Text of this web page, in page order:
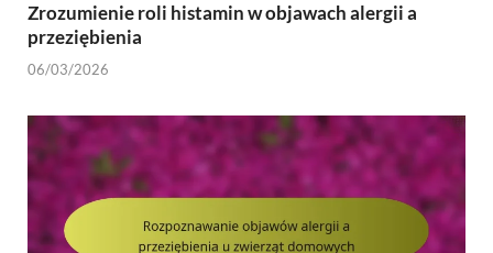
Zrozumienie roli histamin w objawach alergii a
przeziębienia
06/03/2026